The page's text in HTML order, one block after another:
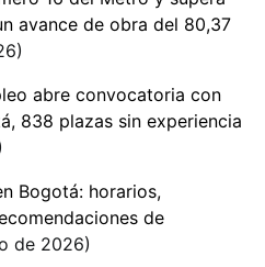
avance de obra del 80,37
abre convocatoria con
838 plazas sin experiencia
Bogotá: horarios,
de
de 2026